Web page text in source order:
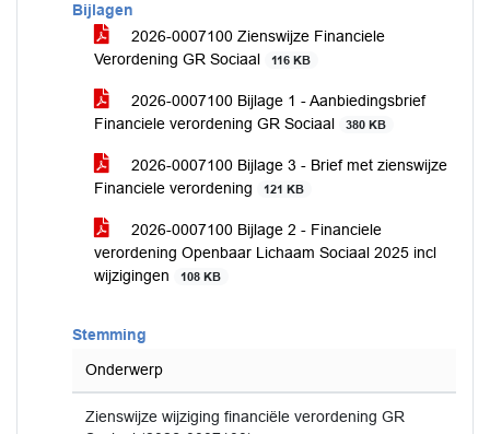
Bijlagen
2026-0007100 Zienswijze Financiele
Verordening GR Sociaal
116 KB
2026-0007100 Bijlage 1 - Aanbiedingsbrief
Financiele verordening GR Sociaal
380 KB
2026-0007100 Bijlage 3 - Brief met zienswijze
Financiele verordening
121 KB
2026-0007100 Bijlage 2 - Financiele
verordening Openbaar Lichaam Sociaal 2025 incl
wijzigingen
108 KB
Stemming
Onderwerp
Zienswijze wijziging financiële verordening GR